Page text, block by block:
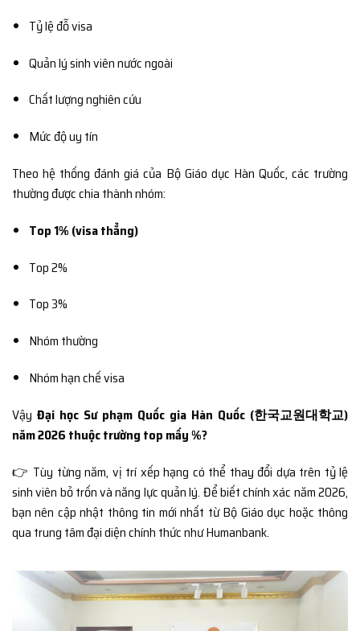
Tỷ lệ đỗ visa
Quản lý sinh viên nước ngoài
Chất lượng nghiên cứu
Mức độ uy tín
Theo hệ thống đánh giá của Bộ Giáo dục Hàn Quốc, các trường
thường được chia thành nhóm:
Top 1% (visa thẳng)
Top 2%
Top 3%
Nhóm thường
Nhóm hạn chế visa
Vậy Đại học Sư phạm Quốc gia Hàn Quốc (한국교원대학교)
năm 2026 thuộc trường top mấy %?
👉 Tùy từng năm, vị trí xếp hạng có thể thay đổi dựa trên tỷ lệ
sinh viên bỏ trốn và năng lực quản lý. Để biết chính xác năm 2026,
bạn nên cập nhật thông tin mới nhất từ Bộ Giáo dục hoặc thông
qua trung tâm đại diện chính thức như Humanbank.